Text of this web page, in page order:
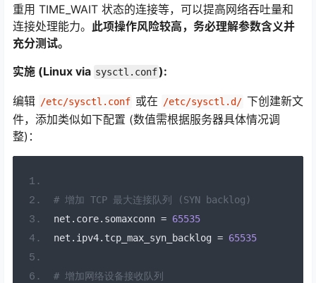
重用 TIME_WAIT 状态的连接等，可以提高网络吞吐量和
连接处理能力。 此项操作风险较高，务必理解参数含义并
充分测试。
实施 (Linux via sysctl.conf):
编辑 /etc/sysctl.conf 或在 /etc/sysctl.d/ 下创建新文
件，添加类似如下配置 (数值需根据服务器具体情况调
整)：
# 增加 TCP 最大连接队列 (SYN backlog)
net . core. somaxconn = 65535
net . ipv4. tcp_max_syn_backlog = 65535
# 增加网络设备接收队列